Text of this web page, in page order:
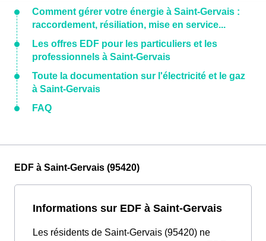
Comment gérer votre énergie à Saint-Gervais :
raccordement, résiliation, mise en service...
Les offres EDF pour les particuliers et les
professionnels à Saint-Gervais
Toute la documentation sur l'électricité et le gaz
à Saint-Gervais
FAQ
EDF à Saint-Gervais (95420)
Informations sur EDF à Saint-Gervais
Les résidents de Saint-Gervais (95420) ne